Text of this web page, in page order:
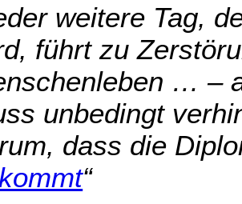
weitere Tag,
führt zu
… –
unbedingt
dass die
“